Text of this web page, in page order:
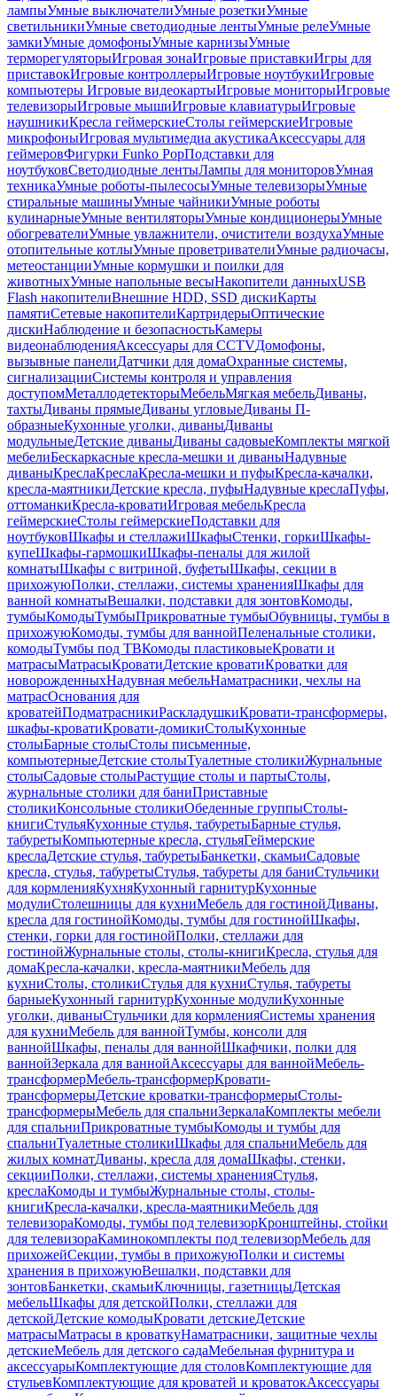
лампыУмные выключателиУмные розеткиУмные
светильникиУмные светодиодные лентыУмные релеУмные
замкиУмные домофоныУмные карнизыУмные
терморегуляторыИгровая зонаИгровые приставкиИгры для
приставокИгровые контроллерыИгровые ноутбукиИгровые
компьютеры Игровые видеокартыИгровые мониторыИгровые
телевизорыИгровые мышиИгровые клавиатурыИгровые
наушникиКресла геймерскиеСтолы геймерскиеИгровые
микрофоныИгровая мультимедиа акустикаАксессуары для
геймеровФигурки Funko PopПодставки для
ноутбуковСветодиодные лентыЛампы для мониторовУмная
техникаУмные роботы-пылесосыУмные телевизорыУмные
стиральные машиныУмные чайникиУмные роботы
кулинарныеУмные вентиляторыУмные кондиционерыУмные
обогревателиУмные увлажнители, очистители воздухаУмные
отопительные котлыУмные проветривателиУмные радиочасы,
метеостанцииУмные кормушки и поилки для
животныхУмные напольные весыНакопители данныхUSB
Flash накопителиВнешние HDD, SSD дискиКарты
памятиСетевые накопителиКартридерыОптические
дискиНаблюдение и безопасностьКамеры
видеонаблюденияАксессуары для CCTVДомофоны,
вызывные панелиДатчики для домаОхранные системы,
сигнализацииСистемы контроля и управления
доступомМеталлодетекторыМебельМягкая мебельДиваны,
тахтыДиваны прямыеДиваны угловыеДиваны П-
образныеКухонные уголки, диваныДиваны
модульныеДетские диваныДиваны садовыеКомплекты мягкой
мебелиБескаркасные кресла-мешки и диваныНадувные
диваныКреслаКреслаКресла-мешки и пуфыКресла-качалки,
кресла-маятникиДетские кресла, пуфыНадувные креслаПуфы,
оттоманкиКресла-кроватиИгровая мебельКресла
геймерскиеСтолы геймерскиеПодставки для
ноутбуковШкафы и стеллажиШкафыСтенки, горкиШкафы-
купеШкафы-гармошкиШкафы-пеналы для жилой
комнатыШкафы с витриной, буфетыШкафы, секции в
прихожуюПолки, стеллажи, системы храненияШкафы для
ванной комнатыВешалки, подставки для зонтовКомоды,
тумбыКомодыТумбыПрикроватные тумбыОбувницы, тумбы в
прихожуюКомоды, тумбы для ваннойПеленальные столики,
комодыТумбы под ТВКомоды пластиковыеКровати и
матрасыМатрасыКроватиДетские кроватиКроватки для
новорожденныхНадувная мебельНаматрасники, чехлы на
матрасОснования для
кроватейПодматрасникиРаскладушкиКровати-трансформеры,
шкафы-кроватиКровати-домикиСтолыКухонные
столыБарные столыСтолы письменные,
компьютерныеДетские столыТуалетные столикиЖурнальные
столыСадовые столыРастущие столы и партыСтолы,
журнальные столики для баниПриставные
столикиКонсольные столикиОбеденные группыСтолы-
книгиСтульяКухонные стулья, табуретыБарные стулья,
табуретыКомпьютерные кресла, стульяГеймерские
креслаДетские стулья, табуретыБанкетки, скамьиСадовые
кресла, стулья, табуретыСтулья, табуреты для баниСтульчики
для кормленияКухняКухонный гарнитурКухонные
модулиСтолешницы для кухниМебель для гостинойДиваны,
кресла для гостинойКомоды, тумбы для гостинойШкафы,
стенки, горки для гостинойПолки, стеллажи для
гостинойЖурнальные столы, столы-книгиКресла, стулья для
домаКресла-качалки, кресла-маятникиМебель для
кухниСтолы, столикиСтулья для кухниСтулья, табуреты
барныеКухонный гарнитурКухонные модулиКухонные
уголки, диваныСтульчики для кормленияСистемы хранения
для кухниМебель для ваннойТумбы, консоли для
ваннойШкафы, пеналы для ваннойШкафчики, полки для
ваннойЗеркала для ваннойАксессуары для ваннойМебель-
трансформерМебель-трансформерКровати-
трансформерыДетские кроватки-трансформерыСтолы-
трансформерыМебель для спальниЗеркалаКомплекты мебели
для спальниПрикроватные тумбыКомоды и тумбы для
спальниТуалетные столикиШкафы для спальниМебель для
жилых комнатДиваны, кресла для домаШкафы, стенки,
секцииПолки, стеллажи, системы храненияСтулья,
креслаКомоды и тумбыЖурнальные столы, столы-
книгиКресла-качалки, кресла-маятникиМебель для
телевизораКомоды, тумбы под телевизорКронштейны, стойки
для телевизораКаминокомплекты под телевизорМебель для
прихожейСекции, тумбы в прихожуюПолки и системы
хранения в прихожуюВешалки, подставки для
зонтовБанкетки, скамьиКлючницы, газетницыДетская
мебельШкафы для детскойПолки, стеллажи для
детскойДетские комодыКровати детскиеДетские
матрасыМатрасы в кроваткуНаматрасники, защитные чехлы
детскиеМебель для детского садаМебельная фурнитура и
аксессуарыКомплектующие для столовКомплектующие для
стульевКомплектующие для кроватей и кроватокАксессуары